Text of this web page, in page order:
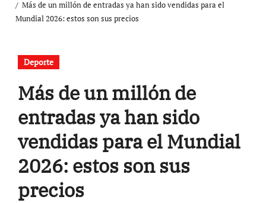
Más de un millón de entradas ya han sido vendidas para el
Mundial 2026: estos son sus precios
Deporte
Más de un millón de
entradas ya han sido
vendidas para el Mundial
2026: estos son sus
precios